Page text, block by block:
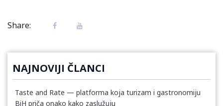
Share:
NAJNOVIJI ČLANCI
Taste and Rate — platforma koja turizam i gastronomiju
BiH priča onako kako zaslužuju